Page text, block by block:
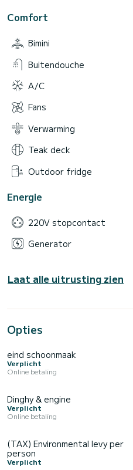
Comfort
Bimini
Buitendouche
A/C
Fans
Verwarming
Teak deck
Outdoor fridge
Energie
220V stopcontact
Generator
Laat alle uitrusting zien
Opties
eind schoonmaak
Verplicht
Online betaling
Dinghy & engine
Verplicht
Online betaling
(TAX) Environmental levy per
person
Verplicht